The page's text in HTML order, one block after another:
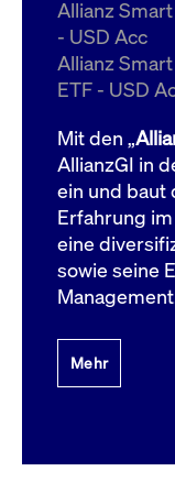
Allianz
- USD Acc
Allianz
ETF - USD
Mit den „
AllianzGI in
ein und baut
Erfahrung
eine
sowie seine
Mehr